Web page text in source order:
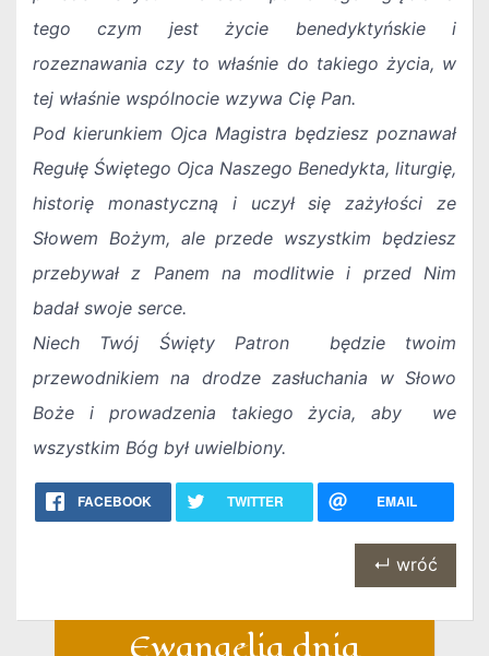
tego czym jest życie benedyktyńskie i
rozeznawania czy to właśnie do takiego życia, w
tej właśnie wspólnocie wzywa Cię Pan.
Pod kierunkiem Ojca Magistra będziesz poznawał
Regułę Świętego Ojca Naszego Benedykta, liturgię,
historię monastyczną i uczył się zażyłości ze
Słowem Bożym, ale przede wszystkim będziesz
przebywał z Panem na modlitwie i przed Nim
badał swoje serce.
Niech Twój Święty Patron będzie twoim
przewodnikiem na drodze zasłuchania w Słowo
Boże i prowadzenia takiego życia, aby we
wszystkim Bóg był uwielbiony.
FACEBOOK TWITTER EMAIL
↵ wróć